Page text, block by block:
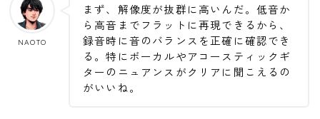
NAOTO
まず、解像度が抜群に高いんだ。低音か
ら高音までフラットに再現できるから、
録音時に音のバランスを正確に確認でき
る。特にボーカルやアコースティックギ
ターのニュアンスがクリアに聞こえるの
がいいね。